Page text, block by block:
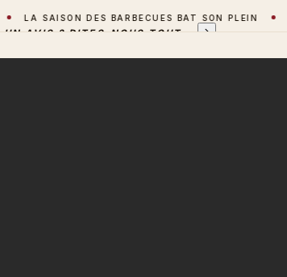
LA SAISON DES BARBECUES BAT SON PLEIN
UN AVIS ? DITES-NOUS TOUT →